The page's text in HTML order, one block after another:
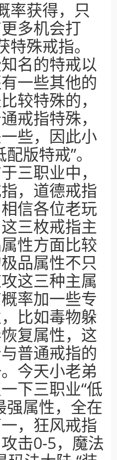
率获得，只
多机会打
特殊戒指。
名的特戒以
一些其他的
较特殊的，
戒指特殊，
些，因此小
版特戒”。
三职业中，
，道德戒指
信各位老玩
三枚戒指主
性方面比较
品属性不只
这三种主属
率加一些专
比如毒物躲
复属性，这
普通戒指的
今天小老弟
下三职业“低
强属性，全在
，狂风戒指
击0-5，魔法